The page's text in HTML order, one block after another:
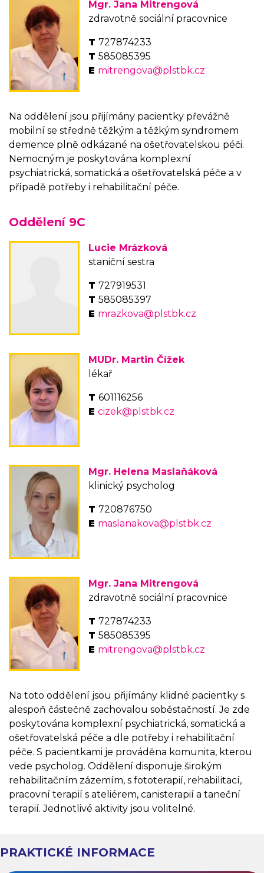
Mgr. Jana Mitrengová
zdravotně sociální pracovnice
727874233
585085395
mitrengova@plstbk.cz
Na oddělení jsou přijímány pacientky převážně
mobilní se středně těžkým a těžkým syndromem
demence plně odkázané na ošetřovatelskou péči.
Nemocným je poskytována komplexní
psychiatrická, somatická a ošetřovatelská péče a v
případě potřeby i rehabilitační péče.
Oddělení 9C
Lucie Mrázková
staniční sestra
727919531
585085397
mrazkova@plstbk.cz
MUDr. Martin Čížek
lékař
601116256
cizek@plstbk.cz
Mgr. Helena Maslaňáková
klinický psycholog
720876750
maslanakova@plstbk.cz
Mgr. Jana Mitrengová
zdravotně sociální pracovnice
727874233
585085395
mitrengova@plstbk.cz
Na toto oddělení jsou přijímány klidné pacientky s
alespoň částečně zachovalou soběstačností. Je zde
poskytována komplexní psychiatrická, somatická a
ošetřovatelská péče a dle potřeby i rehabilitační
péče. S pacientkami je prováděna komunita, kterou
vede psycholog. Oddělení disponuje širokým
rehabilitačním zázemím, s fototerapií, rehabilitací,
pracovní terapií s ateliérem, canisterapií a taneční
terapií. Jednotlivé aktivity jsou volitelné.
PRAKTICKÉ INFORMACE